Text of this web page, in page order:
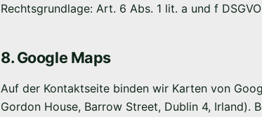
Rechtsgrundlage: Art. 6 Abs. 1 lit. a und f
8. Google Maps
Auf der Kontaktseite binden wir Karten von
Gordon House, Barrow Street, Dublin 4, Irland).